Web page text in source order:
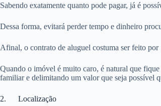
Sabendo exatamente quanto pode pagar, já é
Dessa forma, evitará perder tempo e dinheiro
Afinal, o contrato de aluguel costuma ser feito
Quando o imóvel é muito caro, é natural que fique
familiar e delimitando um valor que seja possível
2. Localização